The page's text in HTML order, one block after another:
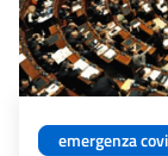
emergenza